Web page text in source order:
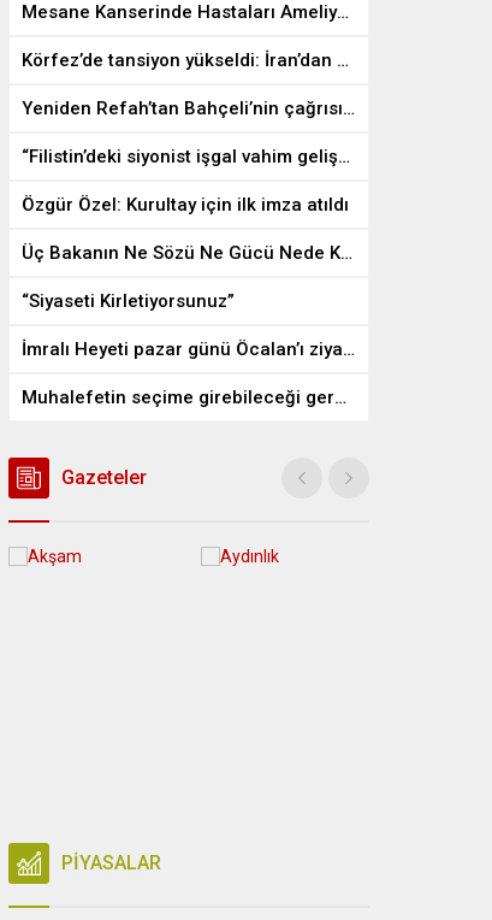
Mesane Kanserinde Hastaları Ameliyattan Kurtaran İlaç
Körfez’de tansiyon yükseldi: İran’dan ABD üslerine misilleme
Yeniden Refah’tan Bahçeli’nin çağrısına destek
“Filistin’deki siyonist işgal vahim gelişmelere gebe”
Özgür Özel: Kurultay için ilk imza atıldı
Üç Bakanın Ne Sözü Ne Gücü Nede Kudreti Yetmedi
“Siyaseti Kirletiyorsunuz”
İmralı Heyeti pazar günü Öcalan’ı ziyaret edecek
Muhalefetin seçime girebileceği gerçek bir alan kalmayabilir
Gazeteler
PİYASALAR